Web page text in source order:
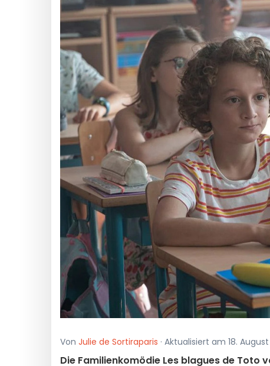
Von Julie de Sortiraparis · Aktualisiert am 18.
Die Familienkomödie Les blagues de Toto